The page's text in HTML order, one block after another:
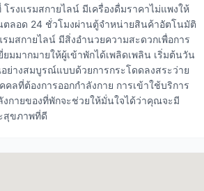
รงแรมสกายไลน์ มีเครื่องดื่มราคาไม่แพงให้
ตลอด 24 ชั่วโมงผ่านตู้จำหน่ายสินค้าอัตโนมัติ
มสกายไลน์ มีสิ่งอำนวยความสะดวกเพื่อการ
มมากมายให้ผู้เข้าพักได้เพลิดเพลิน เริ่มต้นวัน
ย่างสมบูรณ์แบบด้วยการกระโดดลงสระว่าย
ลที่ต้องการออกกำลังกาย การเข้าใช้บริการ
งกายของที่พักจะช่วยให้มั่นใจได้ว่าคุณจะมี
สุขภาพที่ดี